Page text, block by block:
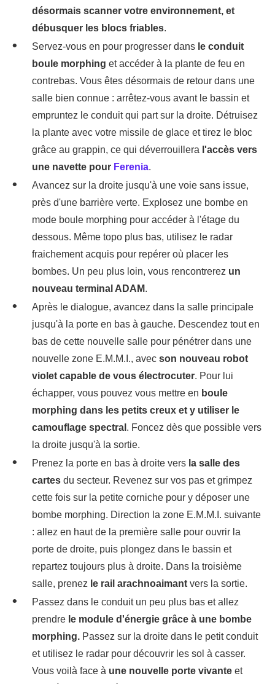
désormais scanner votre environnement, et
débusquer les blocs friables.
Servez-vous en pour progresser dans le conduit
boule morphing et accéder à la plante de feu en
contrebas. Vous êtes désormais de retour dans une
salle bien connue : arrêtez-vous avant le bassin et
empruntez le conduit qui part sur la droite. Détruisez
la plante avec votre missile de glace et tirez le bloc
grâce au grappin, ce qui déverrouillera l'accès vers
une navette pour Ferenia.
Avancez sur la droite jusqu'à une voie sans issue,
près d'une barrière verte. Explosez une bombe en
mode boule morphing pour accéder à l'étage du
dessous. Même topo plus bas, utilisez le radar
fraichement acquis pour repérer où placer les
bombes. Un peu plus loin, vous rencontrerez un
nouveau terminal ADAM.
Après le dialogue, avancez dans la salle principale
jusqu'à la porte en bas à gauche. Descendez tout en
bas de cette nouvelle salle pour pénétrer dans une
nouvelle zone E.M.M.I., avec son nouveau robot
violet capable de vous électrocuter. Pour lui
échapper, vous pouvez vous mettre en boule
morphing dans les petits creux et y utiliser le
camouflage spectral . Foncez dès que possible vers
la droite jusqu'à la sortie.
Prenez la porte en bas à droite vers la salle des
cartes du secteur. Revenez sur vos pas et grimpez
cette fois sur la petite corniche pour y déposer une
bombe morphing. Direction la zone E.M.M.I. suivante
: allez en haut de la première salle pour ouvrir la
porte de droite, puis plongez dans le bassin et
repartez toujours plus à droite. Dans la troisième
salle, prenez le rail arachnoaimant vers la sortie.
Passez dans le conduit un peu plus bas et allez
prendre le module d'énergie grâce à une bombe
morphing. Passez sur la droite dans le petit conduit
et utilisez le radar pour découvrir les sol à casser.
Vous voilà face à une nouvelle porte vivante et